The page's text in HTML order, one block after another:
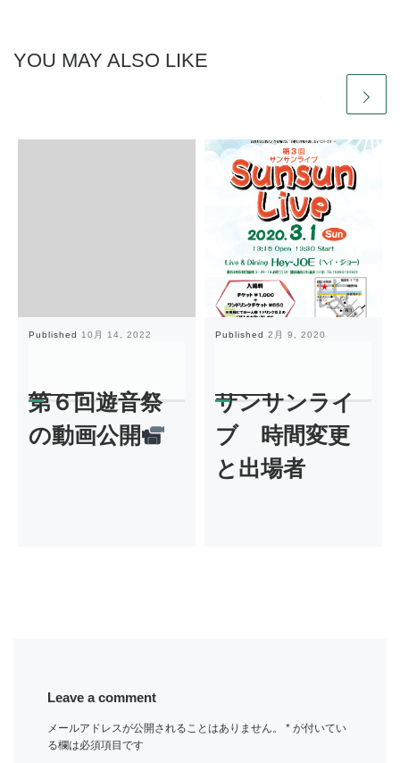
YOU MAY ALSO LIKE
Published 10月 14, 2022
第６回遊音祭
の動画公開
Published 2月 9, 2020
サンサンライ
ブ 時間変更
と出場者
Leave a comment
メールアドレスが公開されることはありません。 *が付いてい
る欄は必須項目です